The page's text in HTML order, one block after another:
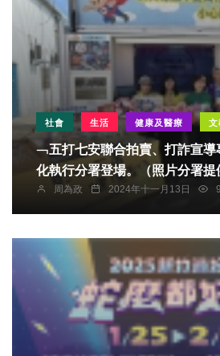
社會 生活 健康及醫療 文
﹁五打七安聯合拍賣、打詐宣
化執行分署登場。（照片分署提
周為政 2024年十一月13日